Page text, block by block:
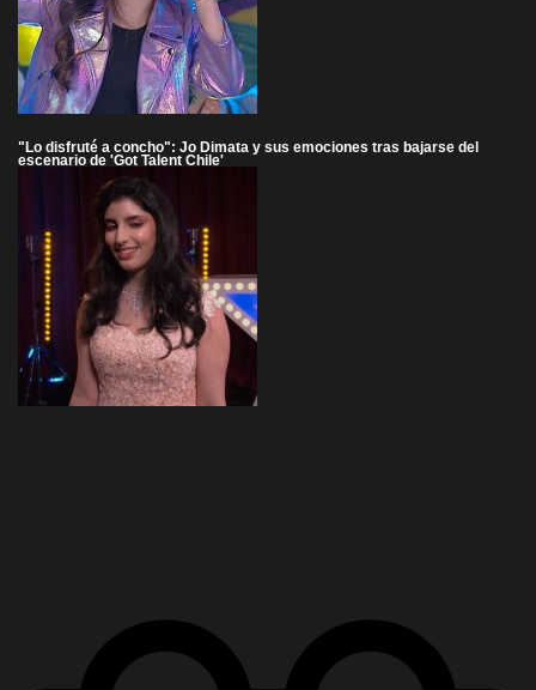
"Lo disfruté a concho": Jo Dimata y sus emociones tras bajarse del
escenario de 'Got Talent Chile'